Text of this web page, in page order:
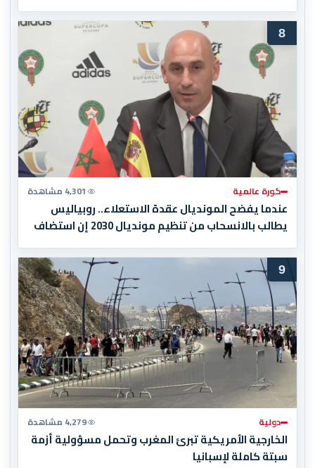
8
كورة عالمية 4,301 مشاهدة
عندما يفضح المونديال عقدة الاستعلاء.. روبياليس
يطالب بالانسحاب من تنظيم مونديال 2030 إن استضاف
المغرب المباراة النهائية!
9
دولية 4,279 مشاهدة
الخارجية الأمريكية تبرئ المغرب وتحمل مسؤولية أزمة
سبتة كاملة لإسبانيا